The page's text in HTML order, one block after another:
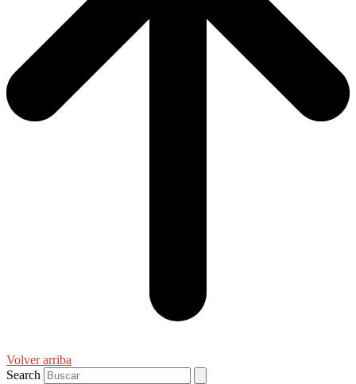
Volver arriba
Search